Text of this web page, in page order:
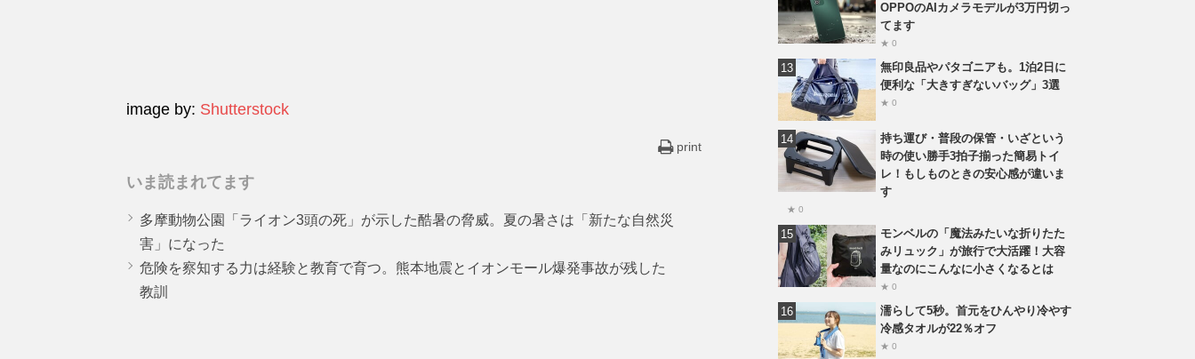
image by: Shutterstock
print
いま読まれてます
多摩動物公園「ライオン3頭の死」が示した酷暑の脅威。夏の暑さは「新たな自然災
害」になった
危険を察知する力は経験と教育で育つ。熊本地震とイオンモール爆発事故が残した
教訓
OPPOのAIカメラモデルが3万円切っ
てます
★ 0
無印良品やパタゴニアも。1泊2日に
便利な「大きすぎないバッグ」3選
★ 0
持ち運び・普段の保管・いざという
時の使い勝手3拍子揃った簡易トイ
レ！もしものときの安心感が違いま
す
★ 0
モンベルの「魔法みたいな折りたた
みリュック」が旅行で大活躍！大容
量なのにこんなに小さくなるとは
★ 0
濡らして5秒。首元をひんやり冷やす
冷感タオルが22％オフ
★ 0